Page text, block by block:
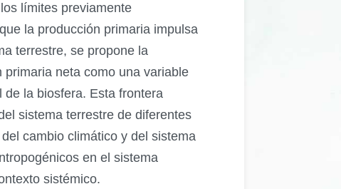
límites previamente
la producción primaria impulsa
terrestre, se propone la
neta como una variable
la biosfera. Esta frontera
sistema terrestre de diferentes
cambio climático y del sistema
en el sistema
sistémico.